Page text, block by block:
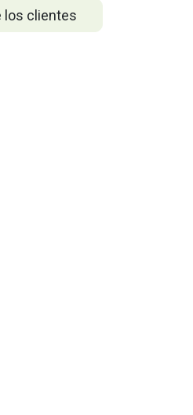
los clientes